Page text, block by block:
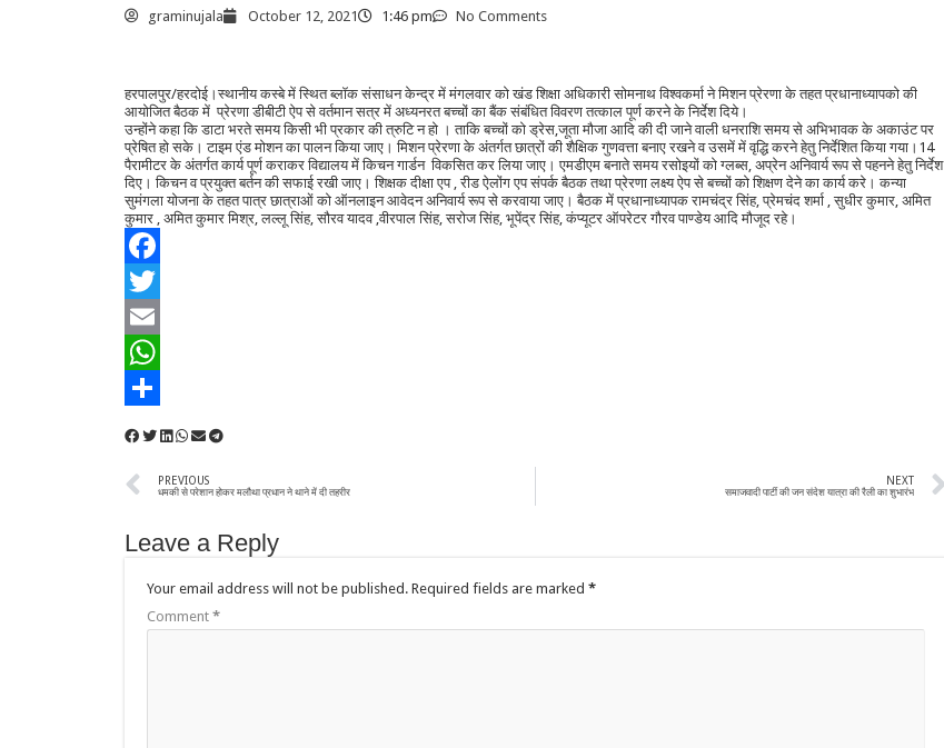
graminujala October 12, 2021 1:46 pm No Comments
हरपालपुर/हरदोई।स्थानीय कस्बे में स्थित ब्लॉक संसाधन केन्द्र में मंगलवार को खंड शिक्षा अधिकारी सोमनाथ विश्वकर्मा ने मिशन प्रेरणा के तहत प्रधानाध्यापको की
आयोजित बैठक में प्रेरणा डीबीटी ऐप से वर्तमान सत्र में अध्यनरत बच्चों का बैंक संबंधित विवरण तत्काल पूर्ण करने के निर्देश दिये।
उन्होंने कहा कि डाटा भरते समय किसी भी प्रकार की त्रुटि न हो । ताकि बच्चों को ड्रेस,जूता मौजा आदि की दी जाने वाली धनराशि समय से अभिभावक के अकाउंट पर
प्रेषित हो सके। टाइम एंड मोशन का पालन किया जाए। मिशन प्रेरणा के अंतर्गत छात्रों की शैक्षिक गुणवत्ता बनाए रखने व उसमें में वृद्धि करने हेतु निर्देशित किया गया।14
पैरामीटर के अंतर्गत कार्य पूर्ण कराकर विद्यालय में किचन गार्डन विकसित कर लिया जाए। एमडीएम बनाते समय रसोइयों को ग्लब्स, अप्रेन अनिवार्य रूप से पहनने हेतु निर्देश
दिए। किचन व प्रयुक्त बर्तन की सफाई रखी जाए। शिक्षक दीक्षा एप , रीड ऐलोंग एप संपर्क बैठक तथा प्रेरणा लक्ष्य ऐप से बच्चों को शिक्षण देने का कार्य करे। कन्या
सुमंगला योजना के तहत पात्र छात्राओं को ऑनलाइन आवेदन अनिवार्य रूप से करवाया जाए। बैठक में प्रधानाध्यापक रामचंद्र सिंह, प्रेमचंद शर्मा , सुधीर कुमार, अमित
कुमार , अमित कुमार मिश्र, लल्लू सिंह, सौरव यादव ,वीरपाल सिंह, सरोज सिंह, भूपेंद्र सिंह, कंप्यूटर ऑपरेटर गौरव पाण्डेय आदि मौजूद रहे।
Facebook
Twitter
Email
WhatsApp
PREVIOUS
धमकी से परेशान होकर मलौथा प्रधान ने थाने में दी तहरीर
NEXT
समाजवादी पार्टी की जन संदेश यात्रा की रैली का शुभारंभ
Leave a Reply
Your email address will not be published. Required fields are marked *
Comment *